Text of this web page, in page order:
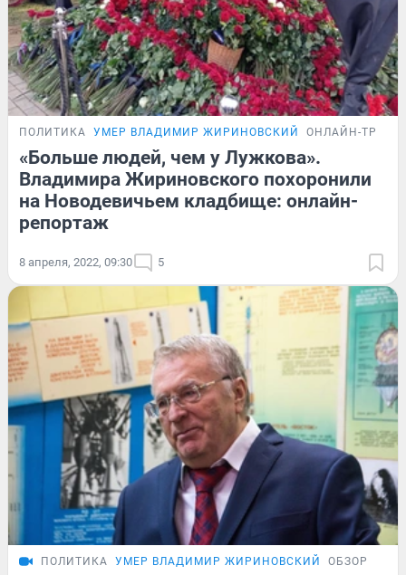
ПОЛИТИКА УМЕР ВЛАДИМИР ЖИРИНОВСКИЙ ОНЛАЙН-
«Больше людей, чем у Лужкова».
Владимира Жириновского похоронили
на Новодевичьем кладбище: онлайн-
репортаж
8 апреля, 2022, 09:30 5
ПОЛИТИКА УМЕР ВЛАДИМИР ЖИРИНОВСКИЙ ОБЗОР